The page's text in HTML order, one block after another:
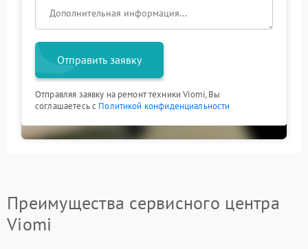
Отправить заявку
Отправляя заявку на ремонт техники Viomi, Вы
соглашаетесь с Политикой конфиденциальности
Преимущества сервисного центра
Viomi